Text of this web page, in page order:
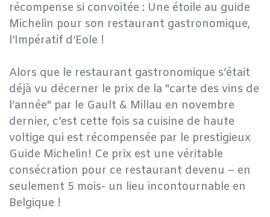
récompense si convoitée : Une étoile au guide
Michelin pour son restaurant gastronomique,
l’Impératif d’Eole !
​Alors que le restaurant gastronomique s’était
déjà vu décerner le prix de la "carte des vins de
l’année" par le Gault & Millau en novembre
dernier, c’est cette fois sa cuisine de haute
voltige qui est récompensée par le prestigieux
Guide Michelin! Ce prix est une véritable
consécration pour ce restaurant devenu – en
seulement 5 mois- un lieu incontournable en
Belgique !